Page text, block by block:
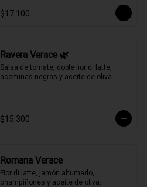
$17.100
Ravera Verace 🌿
Salsa de tomate, doble fior di latte,
aceitunas negras y aceite de oliva.
$15.300
Romana Verace
Fior di latte, jamón ahumado,
champiñones y aceite de oliva.